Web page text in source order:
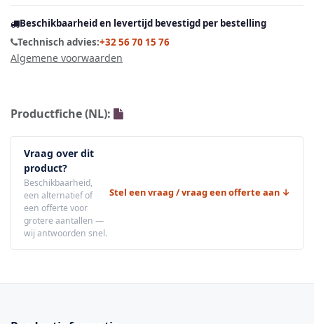
Beschikbaarheid en levertijd bevestigd per bestelling
Technisch advies:+32 56 70 15 76
Algemene voorwaarden
Productfiche (NL):
Vraag over dit
product?
Beschikbaarheid,
een alternatief of
een offerte voor
grotere aantallen —
wij antwoorden snel.
Stel een vraag / vraag een offerte aan ↓